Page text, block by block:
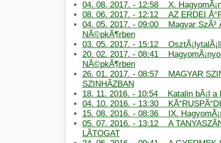
04. 08. 2017. - 12:58 X.
08. 06. 2017. - 12:12 AZ ERDEI
04. 05. 2017. - 09:00 Magyar SzÃ³
NÃ©pkÃ¶rben
03. 05. 2017. - 15:12
20. 02. 2017. - 08:41
NÃ©pkÃ¶rben
26. 01. 2017. - 08:57 MAGYAR
SZINHÃZBAN
18. 11. 2016. - 10:54 Katalin bÃ¡l a
04. 10. 2016. - 13:30
15. 08. 2016. - 08:36 IX.
05. 07. 2016. - 13:12 A
LÃTOGAT